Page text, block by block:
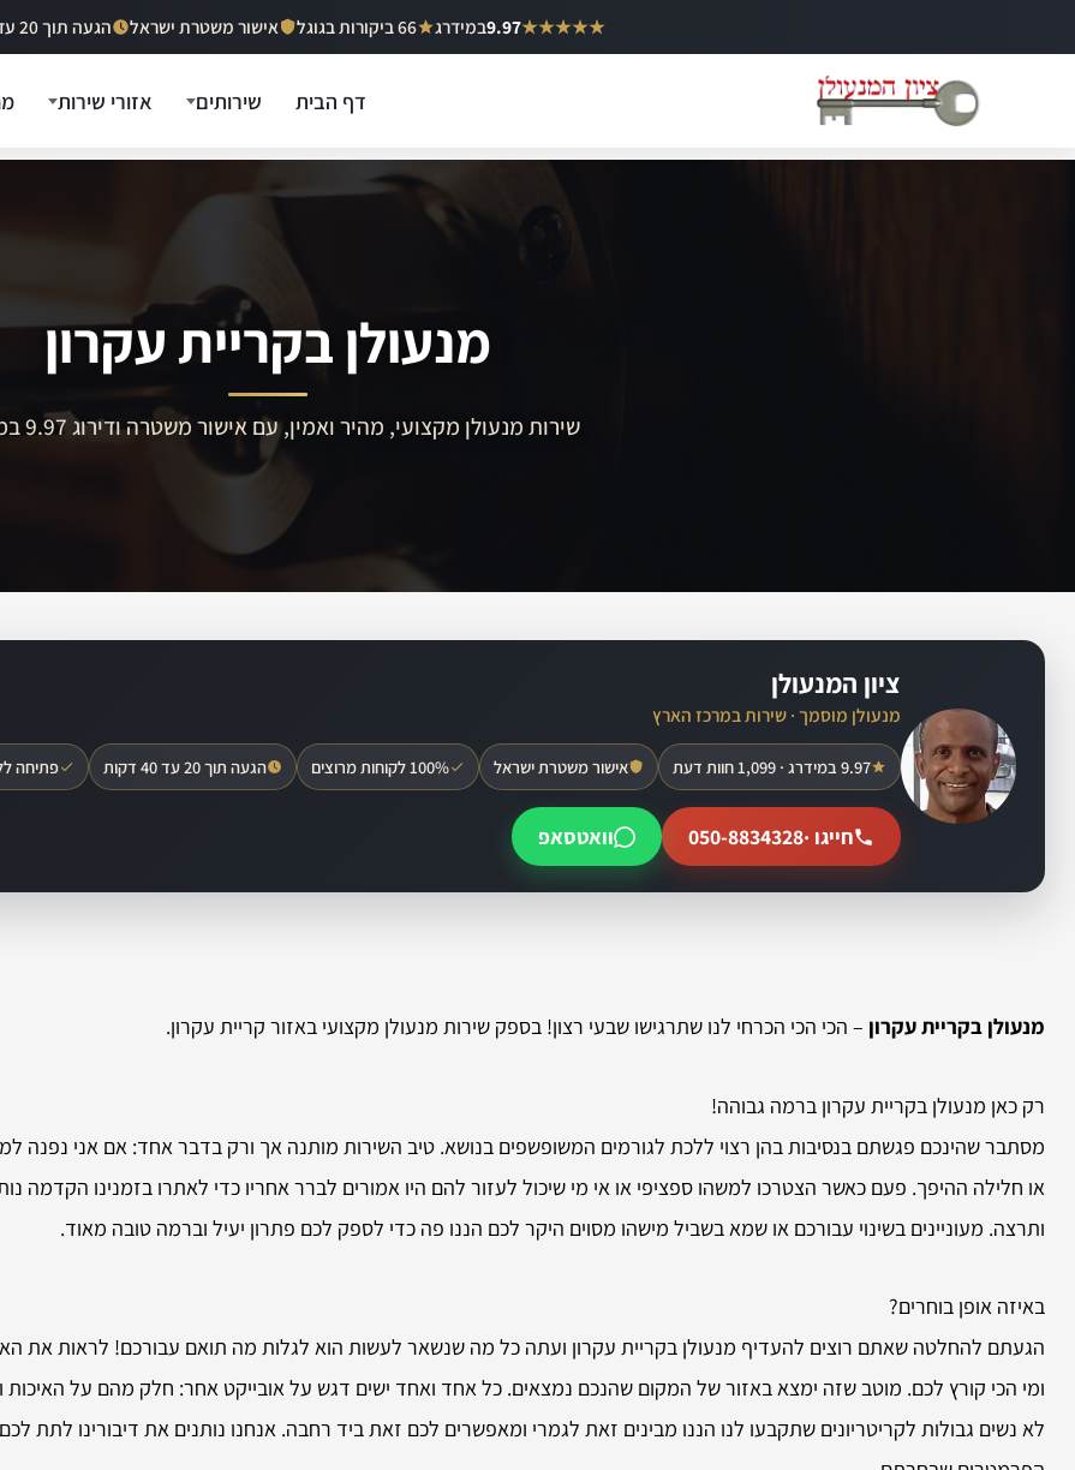
לתוכן
★★★★★
9.97במידרג 66 ביקורות בגוגל אישור משטרת ישראל הגעה תוך 20 עד 40 דקות
דף הבית שירותים אזורי שירות
מנעולן בקריית עקרון
שירות מנעולן מקצועי, מהיר ואמין, עם אישור משטרה ודירוג 9.97 במידרג
ציון המנעולן
מנעולן מוסמך · שירות במרכז הארץ
9.97 במידרג · 1,099 חוות דעת אישור משטרת ישראל 100% לקוחות מרוצים הגעה תוך 20 עד 40 דקות פתיחה
חייגו ·050-8834328 וואטסאפ
מנעולן בקריית עקרון – הכי הכי הכרחי לנו שתרגישו שבעי רצון! בספק שירות מנעולן מקצועי באזור קריית עקרון.
רק כאן מנעולן בקריית עקרון ברמה גבוהה!
מסתבר שהינכם פגשתם בנסיבות בהן רצוי ללכת לגורמים המשופשפים בנושא. טיב השירות מותנה אך ורק בדבר אחד: אם אני נפנה
או חלילה ההיפך. פעם כאשר הצטרכו למשהו ספציפי או אי מי שיכול לעזור להם היו אמורים לברר אחריו כדי לאתרו בזמנינו
ותרצה. מעוניינים בשינוי עבורכם או שמא בשביל מישהו מסוים היקר לכם הננו פה כדי לספק לכם פתרון יעיל וברמה טובה מאוד.
באיזה אופן בוחרים?
הגעתם להחלטה שאתם רוצים להעדיף מנעולן בקריית עקרון ועתה כל מה שנשאר לעשות הוא לגלות מה תואם עבורכם! לראות את
ומי הכי קורץ לכם. מוטב שזה ימצא באזור של המקום שהנכם נמצאים. כל אחד ואחד ישים דגש על אובייקט אחר: חלק מהם על האיכות
לא נשים גבולות לקריטריונים שתקבעו לנו הננו מבינים זאת לגמרי ומאפשרים לכם זאת ביד רחבה. אנחנו נותנים את דיבורינו לתת